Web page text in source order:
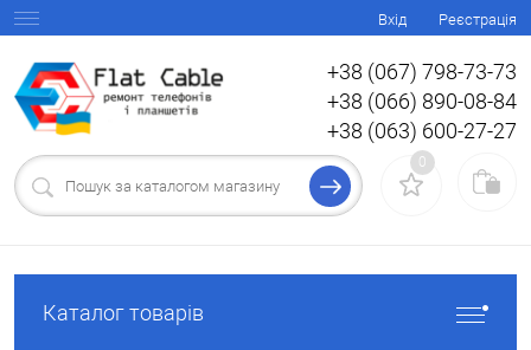
Вхід Реєстрація
+38 (067) 798-73-73
+38 (066) 890-08-84
+38 (063) 600-27-27
0
Каталог товарів